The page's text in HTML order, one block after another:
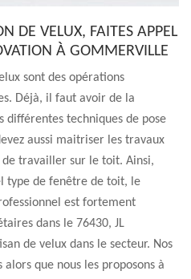
DE VELUX, FAITES APPEL
À GOMMERVILLE
sont des opérations
Déjà, il faut avoir de la
techniques de pose
aussi maitriser les travaux
travailler sur le toit. Ainsi,
type de fenêtre de toit, le
est fortement
dans le 76430, JL
de velux dans le secteur. Nos
que nous les proposons à